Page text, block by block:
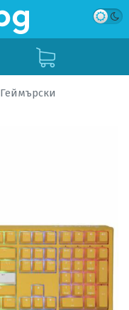
Геймърски